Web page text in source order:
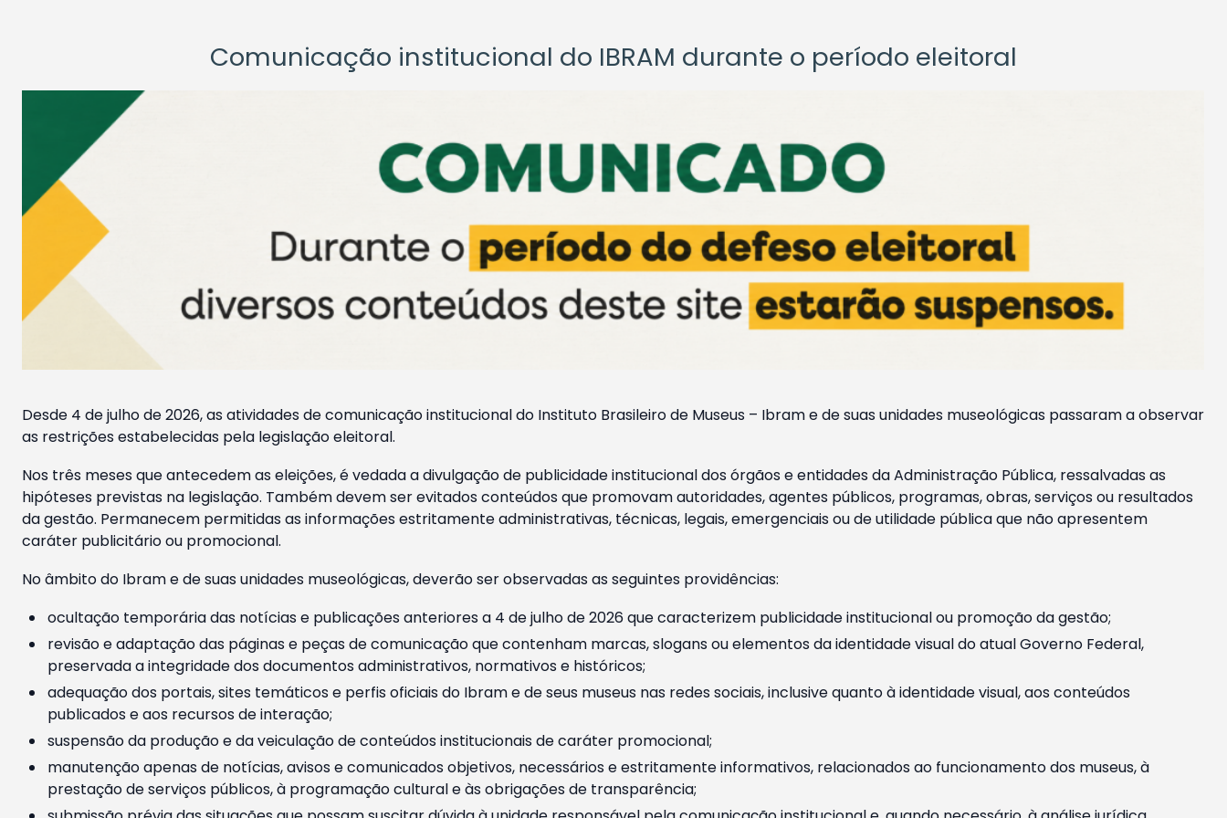
Comunicação institucional do IBRAM durante o período eleitoral
Desde 4 de julho de 2026, as atividades de comunicação institucional do Instituto Brasileiro de Museus – Ibram e de suas unidades museológicas passaram a observar
as restrições estabelecidas pela legislação eleitoral.
Nos três meses que antecedem as eleições, é vedada a divulgação de publicidade institucional dos órgãos e entidades da Administração Pública, ressalvadas as
hipóteses previstas na legislação. Também devem ser evitados conteúdos que promovam autoridades, agentes públicos, programas, obras, serviços ou resultados
da gestão. Permanecem permitidas as informações estritamente administrativas, técnicas, legais, emergenciais ou de utilidade pública que não apresentem
caráter publicitário ou promocional.
No âmbito do Ibram e de suas unidades museológicas, deverão ser observadas as seguintes providências:
ocultação temporária das notícias e publicações anteriores a 4 de julho de 2026 que caracterizem publicidade institucional ou promoção da gestão;
revisão e adaptação das páginas e peças de comunicação que contenham marcas, slogans ou elementos da identidade visual do atual Governo Federal,
preservada a integridade dos documentos administrativos, normativos e históricos;
adequação dos portais, sites temáticos e perfis oficiais do Ibram e de seus museus nas redes sociais, inclusive quanto à identidade visual, aos conteúdos
publicados e aos recursos de interação;
suspensão da produção e da veiculação de conteúdos institucionais de caráter promocional;
manutenção apenas de notícias, avisos e comunicados objetivos, necessários e estritamente informativos, relacionados ao funcionamento dos museus, à
prestação de serviços públicos, à programação cultural e às obrigações de transparência;